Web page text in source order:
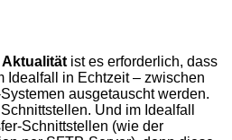
Aktualität ist es erforderlich, dass
Idealfall in Echtzeit – zwischen
ausgetauscht werden.
Und im Idealfall
Schnittstellen (wie der